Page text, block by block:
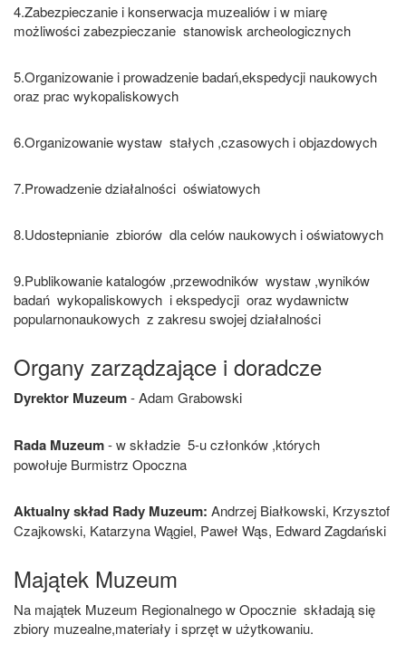
4.Zabezpieczanie i konserwacja muzealiów i w miarę
możliwości zabezpieczanie stanowisk archeologicznych
5.Organizowanie i prowadzenie badań,ekspedycji naukowych
oraz prac wykopaliskowych
6.Organizowanie wystaw stałych ,czasowych i objazdowych
7.Prowadzenie działalności oświatowych
8.Udostepnianie zbiorów dla celów naukowych i oświatowych
9.Publikowanie katalogów ,przewodników wystaw ,wyników
badań wykopaliskowych i ekspedycji oraz wydawnictw
popularnonaukowych z zakresu swojej działalności
Organy zarządzające i doradcze
Dyrektor Muzeum- Adam Grabowski
Rada Muzeum- w składzie 5-u członków ,których
powołuje Burmistrz Opoczna
Aktualny skład Rady Muzeum: Andrzej Białkowski, Krzysztof
Czajkowski, Katarzyna Wągiel, Paweł Wąs, Edward Zagdański
Majątek Muzeum
Na majątek Muzeum Regionalnego w Opocznie składają się
zbiory muzealne,materiały i sprzęt w użytkowaniu.